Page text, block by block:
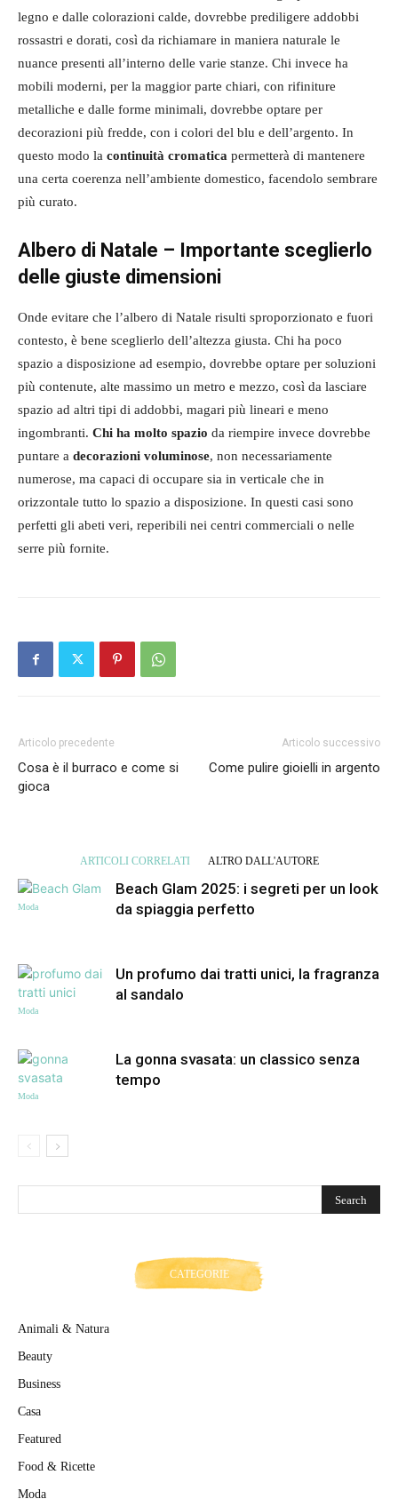
legno e dalle colorazioni calde, dovrebbe prediligere addobbi
rossastri e dorati, così da richiamare in maniera naturale le
nuance presenti all’interno delle varie stanze. Chi invece ha
mobili moderni, per la maggior parte chiari, con rifiniture
metalliche e dalle forme minimali, dovrebbe optare per
decorazioni più fredde, con i colori del blu e dell’argento. In
questo modo la continuità cromatica permetterà di mantenere
una certa coerenza nell’ambiente domestico, facendolo sembrare
più curato.
Albero di Natale – Importante sceglierlo
delle giuste dimensioni
Onde evitare che l’albero di Natale risulti sproporzionato e fuori
contesto, è bene sceglierlo dell’altezza giusta. Chi ha poco
spazio a disposizione ad esempio, dovrebbe optare per soluzioni
più contenute, alte massimo un metro e mezzo, così da lasciare
spazio ad altri tipi di addobbi, magari più lineari e meno
ingombranti. Chi ha molto spazio da riempire invece dovrebbe
puntare a decorazioni voluminose, non necessariamente
numerose, ma capaci di occupare sia in verticale che in
orizzontale tutto lo spazio a disposizione. In questi casi sono
perfetti gli abeti veri, reperibili nei centri commerciali o nelle
serre più fornite.
Articolo precedente
Cosa è il burraco e come si
gioca
Articolo successivo
Come pulire gioielli in argento
ARTICOLI CORRELATI ALTRO DALL'AUTORE
Moda
Beach Glam 2025: i segreti per un look
da spiaggia perfetto
Moda
Un profumo dai tratti unici, la fragranza
al sandalo
Moda
La gonna svasata: un classico senza
tempo
CATEGORIE
Animali & Natura
Beauty
Business
Casa
Featured
Food & Ricette
Moda